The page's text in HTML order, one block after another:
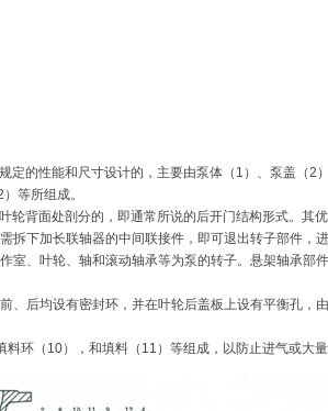
定的性能和尺寸设计的，主要由泵体（1）、泵盖（2
等所组成。
轮背面处剖分的，即通常所说的后开门结构形式。其
拆下加长联轴器的中间联接件，即可退出转子部件，进
室、叶轮、轴和滚动轴承等为泵的转子。悬架轴承部
、后均设有密封环，并在叶轮后盖板上设有平衡孔，
环（10），和填料（11）等组成，以防止进气或大